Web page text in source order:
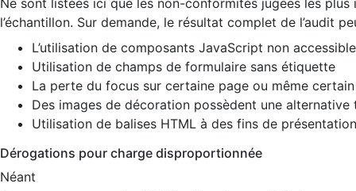
Ne sont listées ici que les non-conformités jugées les
l’échantillon. Sur demande, le résultat complet de l’audit
L’utilisation de composants JavaScript non
Utilisation de champs de formulaire sans étiquette
La perte du focus sur certaine page ou même
Des images de décoration possèdent une alternative
Utilisation de balises HTML à des fins de
Dérogations pour charge disproportionnée
Néant